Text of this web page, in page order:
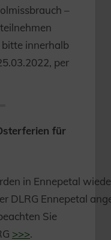
–
bitte innerhalb
per
für
in Ennepetal
DLRG Ennepetal
Sie
>>>.